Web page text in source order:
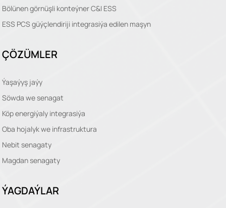
Bölünen görnüşli konteýner C&I ESS
ESS PCS güýçlendiriji integrasiýa edilen maşyn
ÇÖZÜMLER
Ýaşaýyş jaýy
Söwda we senagat
Köp energiýaly integrasiýa
Oba hojalyk we infrastruktura
Nebit senagaty
Magdan senagaty
ÝAGDAÝLAR